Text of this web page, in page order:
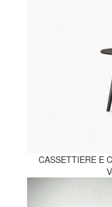
CASSETTIERE E